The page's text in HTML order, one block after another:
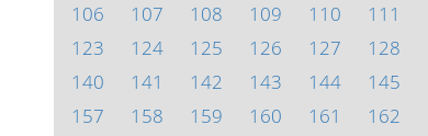
106
107 108 109 110 111
123
124 125 126 127 128
140
141 142 143 144 145
157
158 159 160 161 162